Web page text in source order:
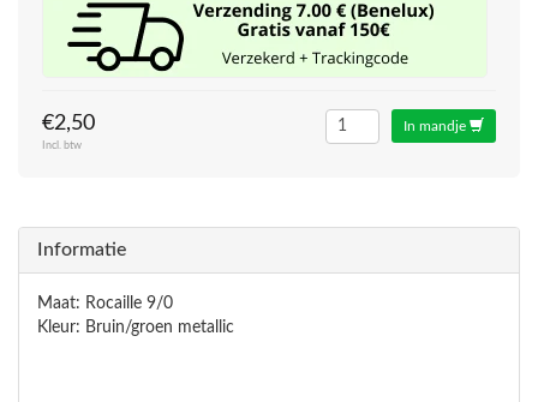
€2,50
Incl. btw
In mandje
Informatie
Maat: Rocaille 9/0
Kleur: Bruin/groen metallic